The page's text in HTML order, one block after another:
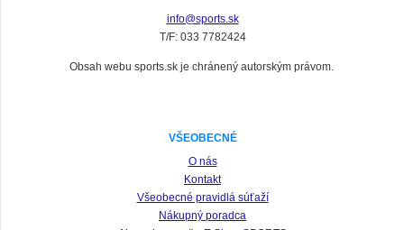
info@sports.sk
T/F: 033 7782424
Obsah webu sports.sk je chránený autorským právom.
VŠEOBECNÉ
O nás
Kontakt
Všeobecné pravidlá súťaží
Nákupný poradca